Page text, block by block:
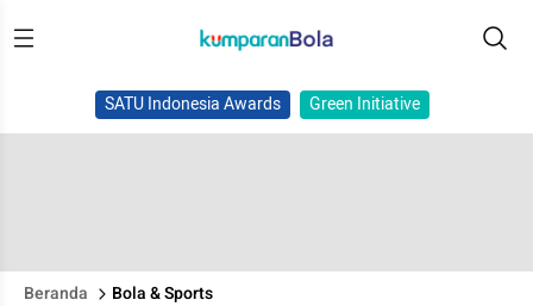
SATU Indonesia Awards Green Initiative
Beranda Bola & Sports